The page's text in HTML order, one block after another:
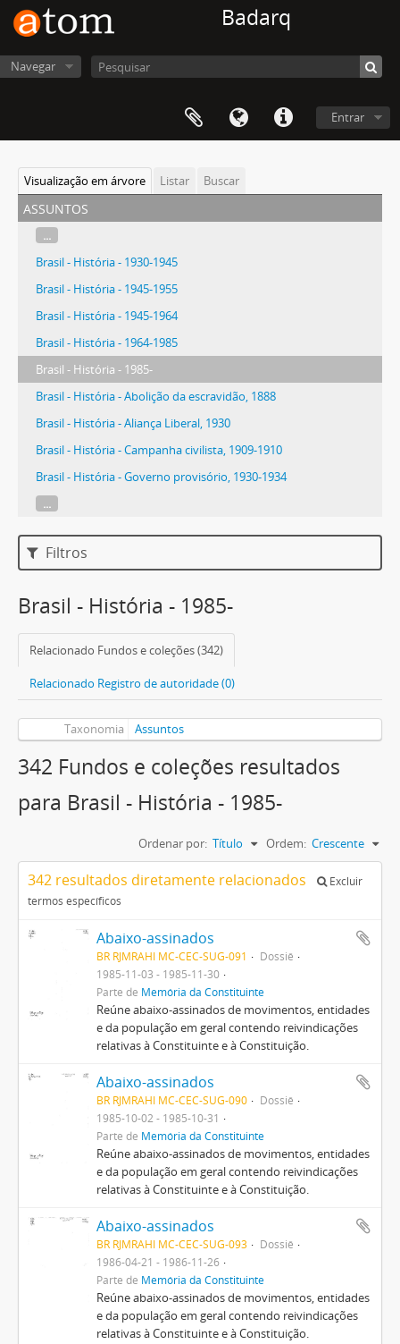
Badarq
Navegar
Entrar
Visualização em árvore Listar Buscar
assuntos
...
Brasil - História - 1930-1945
Brasil - História - 1945-1955
Brasil - História - 1945-1964
Brasil - História - 1964-1985
Brasil - História - 1985-
Brasil - História - Abolição da escravidão, 1888
Brasil - História - Aliança Liberal, 1930
Brasil - História - Campanha civilista, 1909-1910
Brasil - História - Governo provisório, 1930-1934
...
Filtros
Brasil - História - 1985-
Relacionado Fundos e coleções (342)
Relacionado Registro de autoridade (0)
Taxonomia Assuntos
342 Fundos e coleções resultados
para Brasil - História - 1985-
Ordenar por: Título Ordem: Crescente
342 resultados diretamente relacionados
Excluir
termos específicos
Abaixo-assinados
BR RJMRAHI MC-CEC-SUG-091
Dossiê
1985-11-03 - 1985-11-30
Parte de Memória da Constituinte
Reúne abaixo-assinados de movimentos, entidades
e da população em geral contendo reivindicações
relativas à Constituinte e à Constituição.
Abaixo-assinados
BR RJMRAHI MC-CEC-SUG-090
Dossiê
1985-10-02 - 1985-10-31
Parte de Memória da Constituinte
Reúne abaixo-assinados de movimentos, entidades
e da população em geral contendo reivindicações
relativas à Constituinte e à Constituição.
Abaixo-assinados
BR RJMRAHI MC-CEC-SUG-093
Dossiê
1986-04-21 - 1986-11-26
Parte de Memória da Constituinte
Reúne abaixo-assinados de movimentos, entidades
e da população em geral contendo reivindicações
relativas à Constituinte e à Constituição.